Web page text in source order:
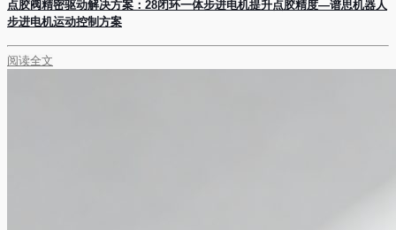
点胶阀精密驱动解决方案：28闭环一体步进电机提升点胶精度—谱思机器人
步进电机运动控制方案
阅读全文